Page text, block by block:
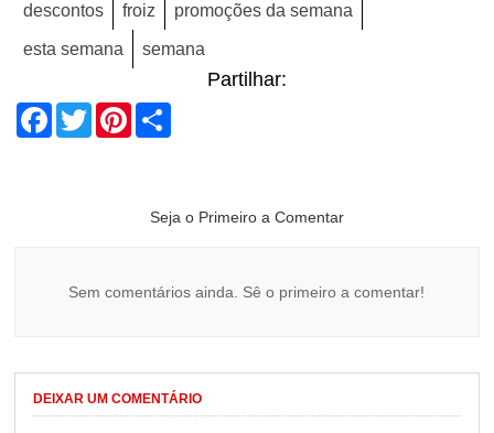
descontos froiz promoções da semana
esta semana semana
Partilhar:
Facebook
TwitterPinterest
Seja o Primeiro a Comentar
Sem comentários ainda. Sê o primeiro a comentar!
DEIXAR UM COMENTÁRIO